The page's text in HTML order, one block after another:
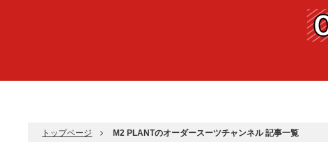
トップページ M2 PLANTのオーダースーツチャンネル 記事一覧